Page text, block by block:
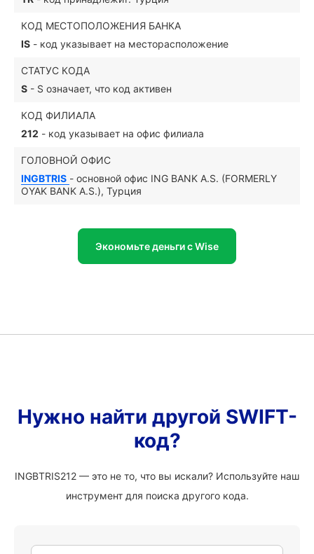
КОД МЕСТОПОЛОЖЕНИЯ БАНКА
IS - код указывает на месторасположение
СТАТУС КОДА
S - S означает, что код активен
КОД ФИЛИАЛА
212 - код указывает на офис филиала
ГОЛОВНОЙ ОФИС
INGBTRIS - основной офис ING BANK A.S. (FORMERLY
OYAK BANK A.S.), Турция
Экономьте деньги с Wise
Нужно найти другой SWIFT-
код?
INGBTRIS212 — это не то, что вы искали? Используйте наш
инструмент для поиска другого кода.